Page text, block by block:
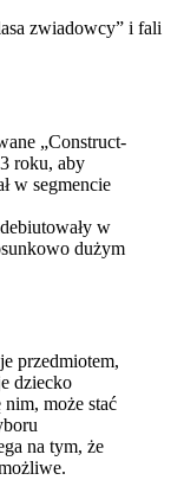
zwiadowcy” i fali
„Construct-
roku, aby
w segmencie
w
dużym
przedmiotem,
dziecko
może stać
na tym, że